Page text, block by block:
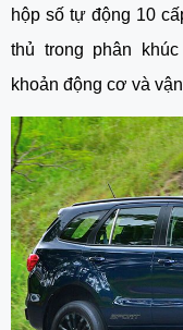
hộp số tự động 10
thủ trong phân
khoản động cơ và